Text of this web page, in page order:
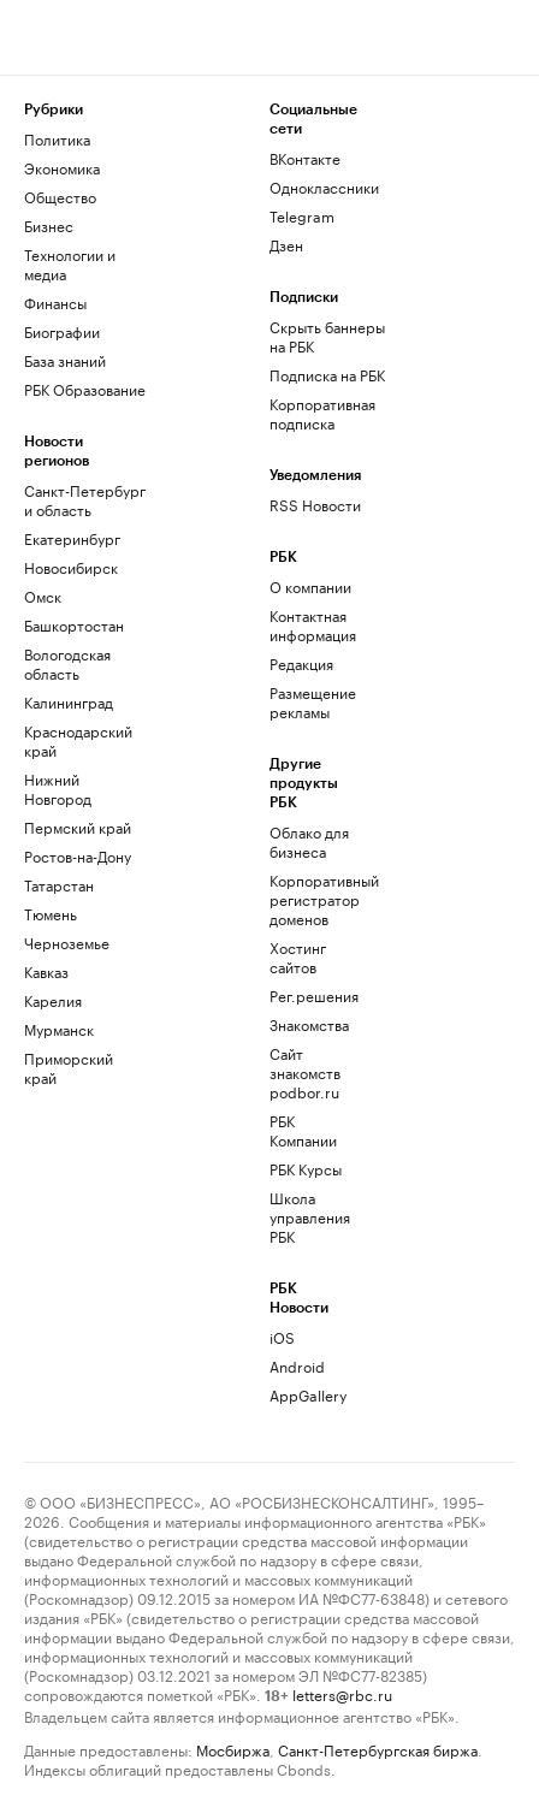
Рубрики
Политика
Экономика
Общество
Бизнес
Технологии и
медиа
Финансы
Биографии
База знаний
РБК Образование
Новости
регионов
Санкт-Петербург
и область
Екатеринбург
Новосибирск
Омск
Башкортостан
Вологодская
область
Калининград
Краснодарский
край
Нижний
Новгород
Пермский край
Ростов-на-Дону
Татарстан
Тюмень
Черноземье
Кавказ
Карелия
Мурманск
Приморский
край
Социальные
сети
ВКонтакте
Одноклассники
Telegram
Дзен
Подписки
Скрыть баннеры
на РБК
Подписка на РБК
Корпоративная
подписка
Уведомления
RSS Новости
РБК
О компании
Контактная
информация
Редакция
Размещение
рекламы
Другие
продукты
РБК
Облако для
бизнеса
Корпоративный
регистратор
доменов
Хостинг
сайтов
Рег.решения
Знакомства
Сайт
знакомств
podbor.ru
РБК
Компании
РБК Курсы
Школа
управления
РБК
РБК
Новости
iOS
Android
AppGallery
© ООО «БИЗНЕСПРЕСС», АО «РОСБИЗНЕСКОНСАЛТИНГ», 1995–
2026. Сообщения и материалы информационного агентства «РБК»
(свидетельство о регистрации средства массовой информации
выдано Федеральной службой по надзору в сфере связи,
информационных технологий и массовых коммуникаций
(Роскомнадзор) 09.12.2015 за номером ИА №ФС77-63848) и сетевого
издания «РБК» (свидетельство о регистрации средства массовой
информации выдано Федеральной службой по надзору в сфере связи,
информационных технологий и массовых коммуникаций
(Роскомнадзор) 03.12.2021 за номером ЭЛ №ФС77-82385)
сопровождаются пометкой «РБК».
18+ letters@rbc.ru
Владельцем сайта является информационное агентство «РБК».
Данные предоставлены: Мосбиржа Санкт-Петербургская биржа
Индексы облигаций предоставлены Cbonds.